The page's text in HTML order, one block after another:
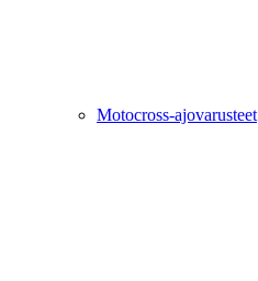
Motocross-ajovarusteet